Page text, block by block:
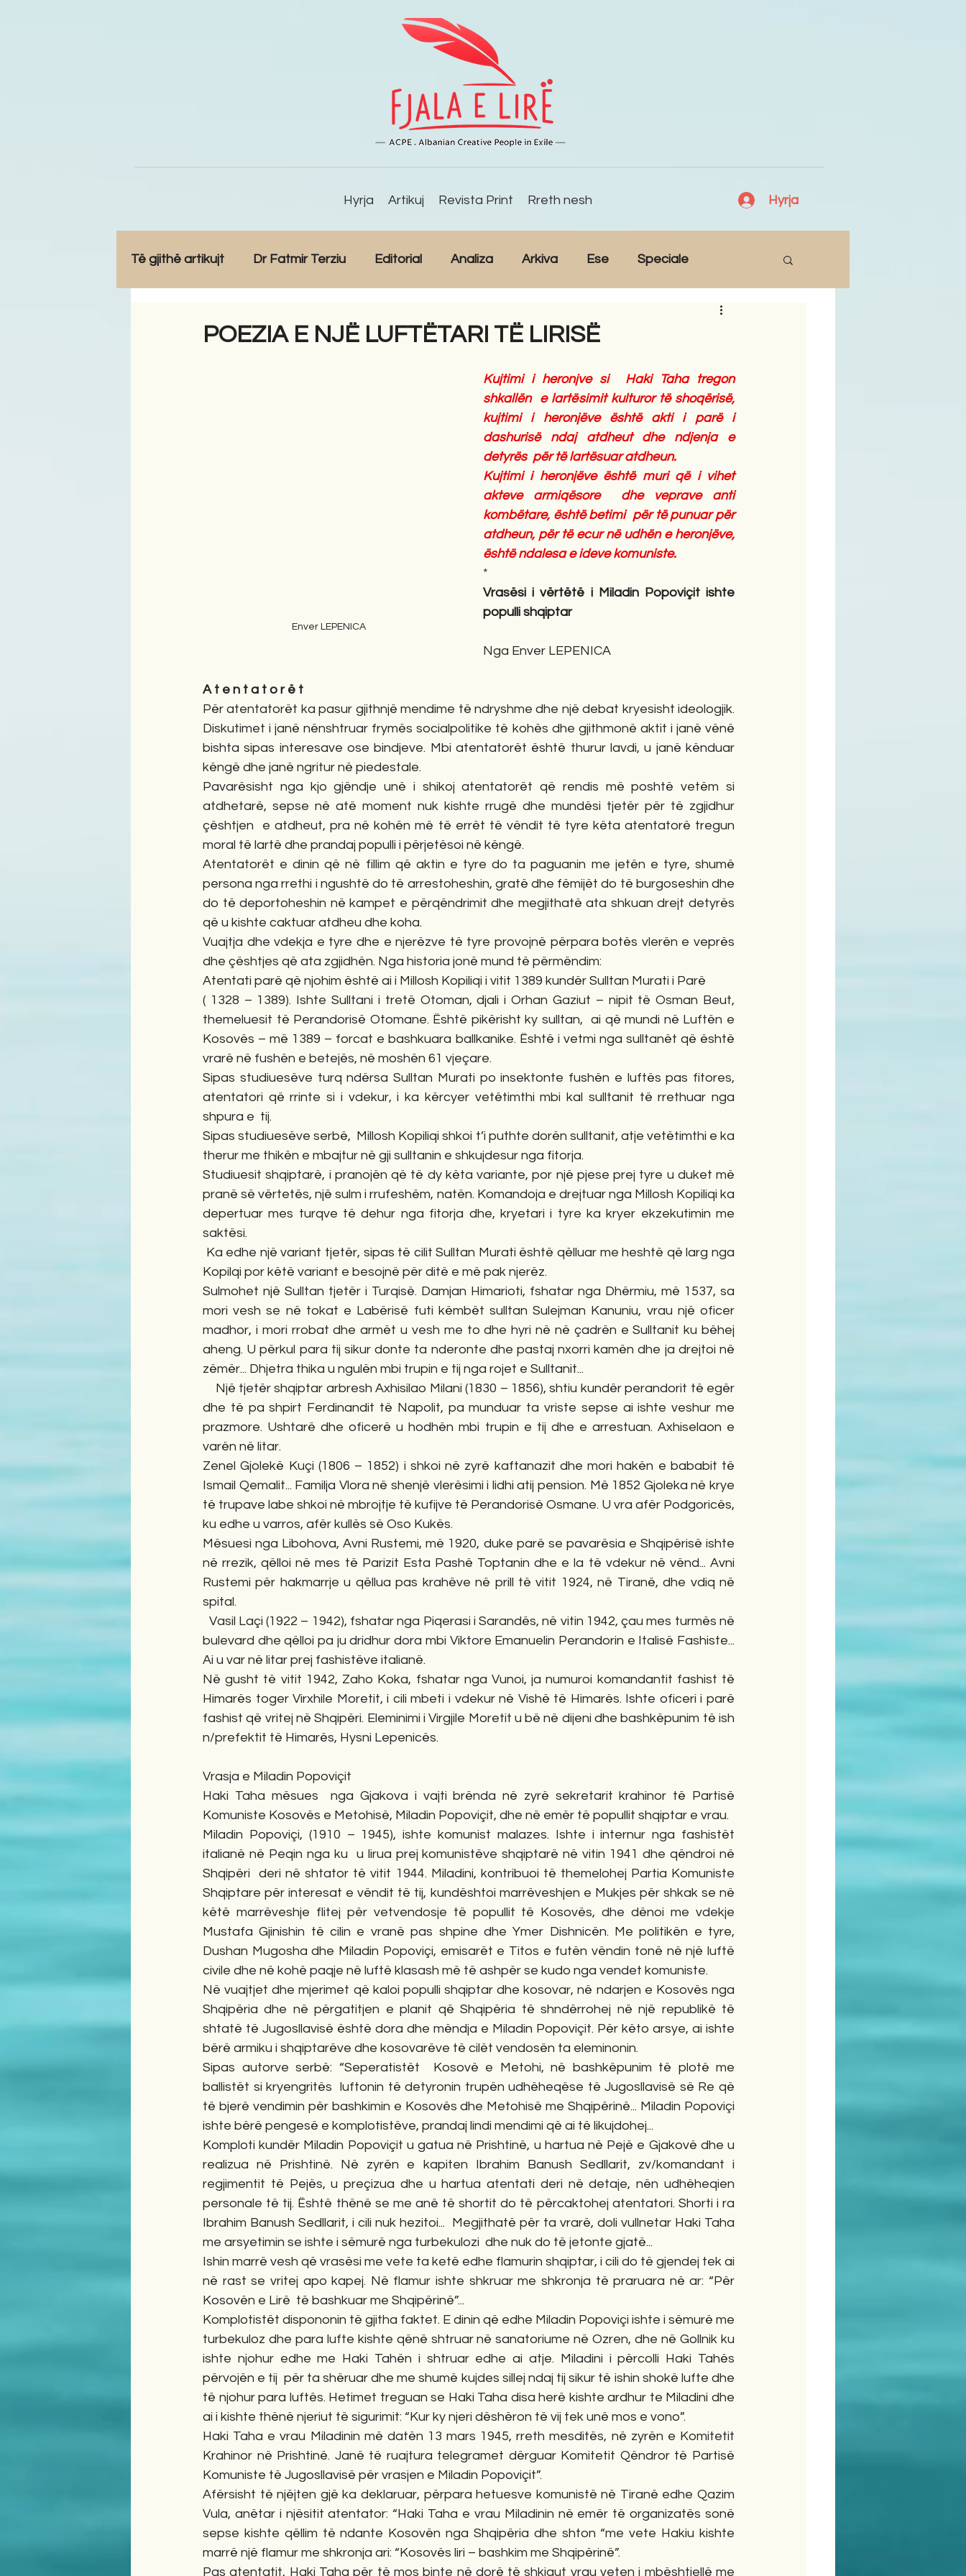
Hyrja Artikuj Revista Print Rreth nesh Hyrja
Të gjithë artikujt Dr Fatmir Terziu Editorial Analiza Arkiva Ese Speciale
Romane English Përkthime
POEZIA E NJË LUFTËTARI TË LIRISË
Enver LEPENICA
Kujtimi i heronjve si  Haki Taha tregon
shkallën  e lartësimit kulturor të shoqërisë,
kujtimi i heronjëve është akti i parë i
dashurisë ndaj atdheut dhe ndjenja e
detyrës  për të lartësuar atdheun.
Kujtimi i heronjëve është muri që i vihet
akteve armiqësore  dhe veprave anti
kombëtare, është betimi  për të punuar për
atdheun, për të ecur në udhën e heronjëve,
është ndalesa e ideve komuniste.
*
Vrasësi i vërtëtë i Miladin Popoviçit ishte
populli shqiptar
Nga Enver LEPENICA
A t e n t a t o r ë t
Për atentatorët ka pasur gjithnjë mendime të ndryshme dhe një debat kryesisht ideologjik.
Diskutimet i janë nënshtruar frymës socialpolitike të kohës dhe gjithmonë aktit i janë vënë
bishta sipas interesave ose bindjeve. Mbi atentatorët është thurur lavdi, u janë kënduar
këngë dhe janë ngritur në piedestale.
Pavarësisht nga kjo gjëndje unë i shikoj atentatorët që rendis më poshtë vetëm si
atdhetarë, sepse në atë moment nuk kishte rrugë dhe mundësi tjetër për të zgjidhur
çështjen  e atdheut, pra në kohën më të errët të vëndit të tyre këta atentatorë tregun
moral të lartë dhe prandaj populli i përjetësoi në këngë.
Atentatorët e dinin që në fillim që aktin e tyre do ta paguanin me jetën e tyre, shumë
persona nga rrethi i ngushtë do të arrestoheshin, gratë dhe fëmijët do të burgoseshin dhe
do të deportoheshin në kampet e përqëndrimit dhe megjithatë ata shkuan drejt detyrës
që u kishte caktuar atdheu dhe koha.
Vuajtja dhe vdekja e tyre dhe e njerëzve të tyre provojnë përpara botës vlerën e veprës
dhe çështjes që ata zgjidhën. Nga historia jonë mund të përmëndim:
Atentati parë që njohim është ai i Millosh Kopiliqi i vitit 1389 kundër Sulltan Murati i Parë
( 1328 – 1389). Ishte Sulltani i tretë Otoman, djali i Orhan Gaziut – nipit të Osman Beut,
themeluesit të Perandorisë Otomane. Është pikërisht ky sulltan,  ai që mundi në Luftën e
Kosovës – më 1389 – forcat e bashkuara ballkanike. Është i vetmi nga sulltanët që është
vrarë në fushën e betejës, në moshën 61 vjeçare.
Sipas studiuesëve turq ndërsa Sulltan Murati po insektonte fushën e luftës pas fitores,
atentatori që rrinte si i vdekur, i ka kërcyer vetëtimthi mbi kal sulltanit të rrethuar nga
shpura e  tij.
Sipas studiuesëve serbë,  Millosh Kopiliqi shkoi t’i puthte dorën sulltanit, atje vetëtimthi e ka
therur me thikën e mbajtur në gji sulltanin e shkujdesur nga fitorja.
Studiuesit shqiptarë, i pranojën që të dy këta variante, por një pjese prej tyre u duket më
pranë së vërtetës, një sulm i rrufeshëm, natën. Komandoja e drejtuar nga Millosh Kopiliqi ka
depertuar mes turqve të dehur nga fitorja dhe, kryetari i tyre ka kryer ekzekutimin me
saktësi.
Kopilqi por këtë variant e besojnë për ditë e më pak njerëz.
Sulmohet një Sulltan tjetër i Turqisë. Damjan Himarioti, fshatar nga Dhërmiu, më 1537, sa
mori vesh se në tokat e Labërisë futi këmbët sulltan Sulejman Kanuniu, vrau një oficer
madhor, i mori rrobat dhe armët u vesh me to dhe hyri në në çadrën e Sulltanit ku bëhej
aheng. U përkul para tij sikur donte ta nderonte dhe pastaj nxorri kamën dhe ja drejtoi në
zëmër... Dhjetra thika u ngulën mbi trupin e tij nga rojet e Sulltanit...
dhe të pa shpirt Ferdinandit të Napolit, pa munduar ta vriste sepse ai ishte veshur me
prazmore. Ushtarë dhe oficerë u hodhën mbi trupin e tij dhe e arrestuan. Axhiselaon e
varën në litar.
Zenel Gjolekë Kuçi (1806 – 1852) i shkoi në zyrë kaftanazit dhe mori hakën e bababit të
Ismail Qemalit... Familja Vlora në shenjë vlerësimi i lidhi atij pension. Më 1852 Gjoleka në krye
të trupave labe shkoi në mbrojtje të kufijve të Perandorisë Osmane. U vra afër Podgoricës,
ku edhe u varros, afër kullës së Oso Kukës.
Mësuesi nga Libohova, Avni Rustemi, më 1920, duke parë se pavarësia e Shqipërisë ishte
në rrezik, qëlloi në mes të Parizit Esta Pashë Toptanin dhe e la të vdekur në vënd... Avni
Rustemi për hakmarrje u qëllua pas krahëve në prill të vitit 1924, në Tiranë, dhe vdiq në
spital.
bulevard dhe qëlloi pa ju dridhur dora mbi Viktore Emanuelin Perandorin e Italisë Fashiste...
Ai u var në litar prej fashistëve italianë.
Në gusht të vitit 1942, Zaho Koka, fshatar nga Vunoi, ja numuroi komandantit fashist të
Himarës toger Virxhile Moretit, i cili mbeti i vdekur në Vishë të Himarës. Ishte oficeri i parë
fashist që vritej në Shqipëri. Eleminimi i Virgjile Moretit u bë në dijeni dhe bashkëpunim të ish
n/prefektit të Himarës, Hysni Lepenicës.
Vrasja e Miladin Popoviçit
Haki Taha mësues  nga Gjakova i vajti brënda në zyrë sekretarit krahinor të Partisë
Komuniste Kosovës e Metohisë, Miladin Popoviçit, dhe në emër të popullit shqiptar e vrau.
Miladin Popoviçi, (1910 – 1945), ishte komunist malazes. Ishte i internur nga fashistët
italianë në Peqin nga ku  u lirua prej komunistëve shqiptarë në vitin 1941 dhe qëndroi në
Shqipëri  deri në shtator të vitit 1944. Miladini, kontribuoi të themelohej Partia Komuniste
Shqiptare për interesat e vëndit të tij, kundështoi marrëveshjen e Mukjes për shkak se në
këtë marrëveshje flitej për vetvendosje të popullit të Kosovës, dhe dënoi me vdekje
Mustafa Gjinishin të cilin e vranë pas shpine dhe Ymer Dishnicën. Me politikën e tyre,
Dushan Mugosha dhe Miladin Popoviçi, emisarët e Titos e futën vëndin tonë në një luftë
civile dhe në kohë paqje në luftë klasash më të ashpër se kudo nga vendet komuniste.
Në vuajtjet dhe mjerimet që kaloi populli shqiptar dhe kosovar, në ndarjen e Kosovës nga
Shqipëria dhe në përgatitjen e planit që Shqipëria të shndërrohej në një republikë të
shtatë të Jugosllavisë është dora dhe mëndja e Miladin Popoviçit. Për këto arsye, ai ishte
bërë armiku i shqiptarëve dhe kosovarëve të cilët vendosën ta eleminonin.
Sipas autorve serbë: “Seperatistët  Kosovë e Metohi, në bashkëpunim të plotë me
ballistët si kryengritës  luftonin të detyronin trupën udhëheqëse të Jugosllavisë së Re që
të bjerë vendimin për bashkimin e Kosovës dhe Metohisë me Shqipërinë... Miladin Popoviçi
ishte bërë pengesë e komplotistëve, prandaj lindi mendimi që ai të likujdohej...
Komploti kundër Miladin Popoviçit u gatua në Prishtinë, u hartua në Pejë e Gjakovë dhe u
realizua në Prishtinë. Në zyrën e kapiten Ibrahim Banush Sedllarit, zv/komandant i
regjimentit të Pejës, u preçizua dhe u hartua atentati deri në detaje, nën udhëheqien
personale të tij. Është thënë se me anë të shortit do të përcaktohej atentatori. Shorti i ra
Ibrahim Banush Sedllarit, i cili nuk hezitoi...  Megjithatë për ta vrarë, doli vullnetar Haki Taha
me arsyetimin se ishte i sëmurë nga turbekulozi  dhe nuk do të jetonte gjatë...
Ishin marrë vesh që vrasësi me vete ta ketë edhe flamurin shqiptar, i cili do të gjendej tek ai
në rast se vritej apo kapej. Në flamur ishte shkruar me shkronja të praruara në ar: “Për
Kosovën e Lirë  të bashkuar me Shqipërinë”...
Komplotistët dispononin të gjitha faktet. E dinin që edhe Miladin Popoviçi ishte i sëmurë me
turbekuloz dhe para lufte kishte qënë shtruar në sanatoriume në Ozren, dhe në Gollnik ku
ishte njohur edhe me Haki Tahën i shtruar edhe ai atje. Miladini i përcolli Haki Tahës
përvojën e tij  për ta shëruar dhe me shumë kujdes sillej ndaj tij sikur të ishin shokë lufte dhe
të njohur para luftës. Hetimet treguan se Haki Taha disa herë kishte ardhur te Miladini dhe
ai i kishte thënë njeriut të sigurimit: “Kur ky njeri dëshëron të vij tek unë mos e vono”.
Haki Taha e vrau Miladinin më datën 13 mars 1945, rreth mesditës, në zyrën e Komitetit
Krahinor në Prishtinë. Janë të ruajtura telegramet dërguar Komitetit Qëndror të Partisë
Komuniste të Jugosllavisë për vrasjen e Miladin Popoviçit”.
Afërsisht të njëjten gjë ka deklaruar, përpara hetuesve komunistë në Tiranë edhe Qazim
Vula, anëtar i njësitit atentator: “Haki Taha e vrau Miladinin në emër të organizatës sonë
sepse kishte qëllim të ndante Kosovën nga Shqipëria dhe shton “me vete Hakiu kishte
marrë një flamur me shkronja ari: “Kosovës liri – bashkim me Shqipërinë”.
Pas atentatit, Haki Taha për të mos binte në dorë të shkjaut vrau veten i mbështjellë me